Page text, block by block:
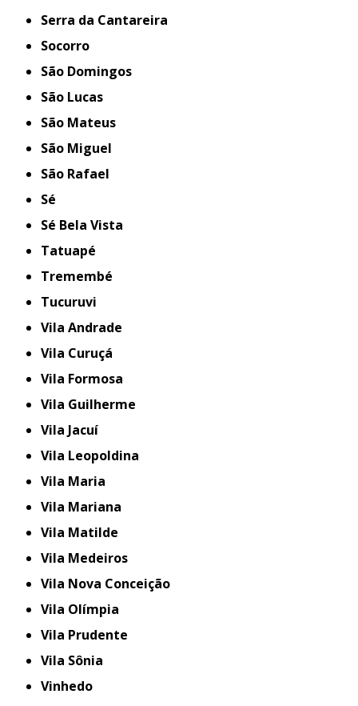
Serra da Cantareira
Socorro
São Domingos
São Lucas
São Mateus
São Miguel
São Rafael
Sé
Sé Bela Vista
Tatuapé
Tremembé
Tucuruvi
Vila Andrade
Vila Curuçá
Vila Formosa
Vila Guilherme
Vila Jacuí
Vila Leopoldina
Vila Maria
Vila Mariana
Vila Matilde
Vila Medeiros
Vila Nova Conceição
Vila Olímpia
Vila Prudente
Vila Sônia
Vinhedo